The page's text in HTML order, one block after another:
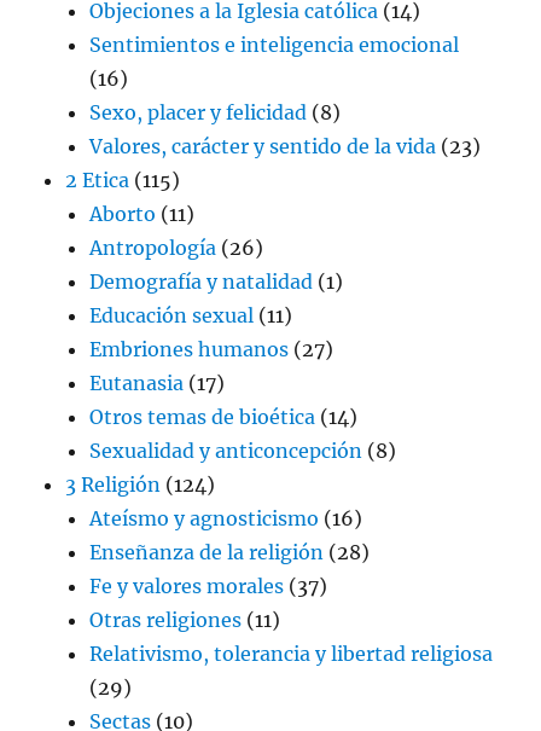
Objeciones a la Iglesia católica (14)
Sentimientos e inteligencia emocional
(16)
Sexo, placer y felicidad (8)
Valores, carácter y sentido de la vida (23)
2 Etica (115)
Aborto (11)
Antropología (26)
Demografía y natalidad (1)
Educación sexual (11)
Embriones humanos (27)
Eutanasia (17)
Otros temas de bioética (14)
Sexualidad y anticoncepción (8)
3 Religión (124)
Ateísmo y agnosticismo (16)
Enseñanza de la religión (28)
Fe y valores morales (37)
Otras religiones (11)
Relativismo, tolerancia y libertad religiosa
(29)
Sectas (10)